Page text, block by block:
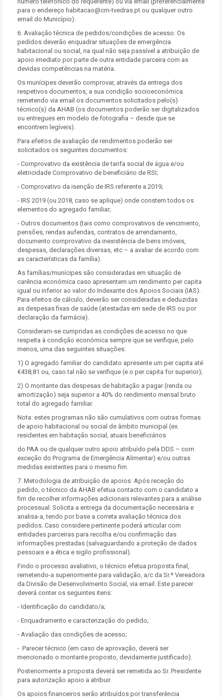
para o endereço habitacao@cm-tvedras.pt ou qualquer outro
email do Município).
6. Avaliação técnica de pedidos/condições de acesso: Os
pedidos deverão enquadrar situações de emergência
habitacional ou social, na qual não seja passível a atribuição de
apoio imediato por parte de outra entidade parceira com as
devidas competências na matéria.
Os munícipes deverão comprovar, através da entrega dos
respetivos documentos, a sua condição socioeconómica
remetendo via email os documentos solicitados pelo(s)
técnico(s) da AHAB (os documentos poderão ser digitalizados
ou entregues em modelo de fotografia – desde que se
encontrem legíveis).
Para efeitos de avaliação de rendimentos poderão ser
solicitados os seguintes documentos:
- Comprovativo da existência de tarifa social de água e/ou
eletricidade Comprovativo de beneficiário de RSI;
- Comprovativo da isenção de IRS referente a 2019;
- IRS 2019 (ou 2018, caso se aplique) onde constem todos os
elementos do agregado familiar;
- Outros documentos (tais como comprovativos de vencimento,
pensões, rendas auferidas, contratos de arrendamento,
documento comprovativo da inexistência de bens imóveis,
despesas, declarações diversas, etc – a avaliar de acordo com
as características da família).
As famílias/munícipes são consideradas em situação de
carência económica caso apresentem um rendimento per capita
igual ou inferior ao valor do Indexante dos Apoios Sociais (IAS).
Para efeitos de cálculo, deverão ser consideradas e deduzidas
as despesas fixas de saúde (atestadas em sede de IRS ou por
declaração da farmácia).
Consideram-se cumpridas as condições de acesso no que
respeita à condição económica sempre que se verifique, pelo
menos, uma das seguintes situações:
1) O agregado familiar do candidato apresente um per capita até
€438,81 ou, caso tal não se verifique (e o per capita for superior);
2) O montante das despesas de habitação a pagar (renda ou
amortização) seja superior a 40% do rendimento mensal bruto
total do agregado familiar.
Nota: estes programas não são cumulativos com outras formas
de apoio habitacional ou social de âmbito municipal (ex.
residentes em habitação social, atuais beneficiários
do PAA ou de qualquer outro apoio atribuído pela DDS – com
exceção do Programa de Emergência Alimentar) e/ou outras
medidas existentes para o mesmo fim.
7. Metodologia de atribuição de apoios: Após receção do
pedido, o técnico da AHAB efetua contacto com o candidato a
fim de recolher informações adicionais relevantes para a análise
processual. Solicita a entrega da documentação necessária e
analisa-a, tendo por base a correta avaliação técnica dos
pedidos. Caso considere pertinente poderá articular com
entidades parceiras para recolha e/ou confirmação das
informações prestadas (salvaguardando a proteção de dados
pessoais e a ética e sigilo profissional).
Findo o processo avaliativo, o técnico efetua proposta final,
remetendo-a superiormente para validação, a/c da Sr.ª Vereadora
da Divisão de Desenvolvimento Social, via email. Este parecer
deverá conter os seguintes itens:
- Identificação do candidato/a;
- Enquadramento e caracterização do pedido;
- Avaliação das condições de acesso;
- Parecer técnico (em caso de aprovação, deverá ser
mencionado o montante proposto, devidamente justificado).
Posteriormente a proposta deverá ser remetida ao Sr. Presidente
para autorização apoio a atribuir.
Os apoios financeiros serão atribuídos por transferência